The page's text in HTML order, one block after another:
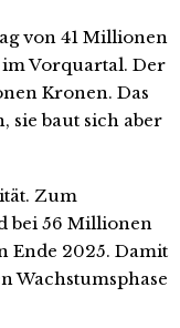
von 41 Millionen
Vorquartal. Der
Kronen. Das
sie baut sich aber
Zum
bei 56 Millionen
Ende 2025. Damit
Wachstumsphase